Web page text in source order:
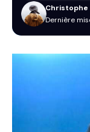
Dernière
Christophe